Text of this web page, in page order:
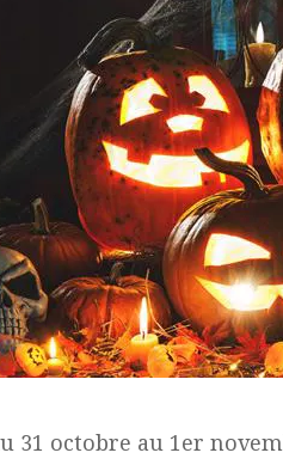
31 octobre au 1er